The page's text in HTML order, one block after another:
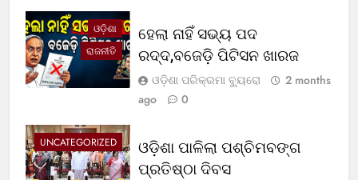
ଓଡ଼ିଶା
ରାଜନୀତି
ହେଲା ନାହିଁ ସଭ୍ୟ ପଦ
ରଦ୍ଦ,ବଜେଡ଼ି ପିଟିସନ ଖାରଜ
ଓଡ଼ିଶା ପରିକ୍ରମା ବ୍ୟୁରୋ
2 months
ago
0
UNCATEGORIZED
ଓଡ଼ିଶା ପାଳିଲା ପଶ୍ଚିମବଙ୍ଗ
ପ୍ରତିଷ୍ଠା ଦିବସ